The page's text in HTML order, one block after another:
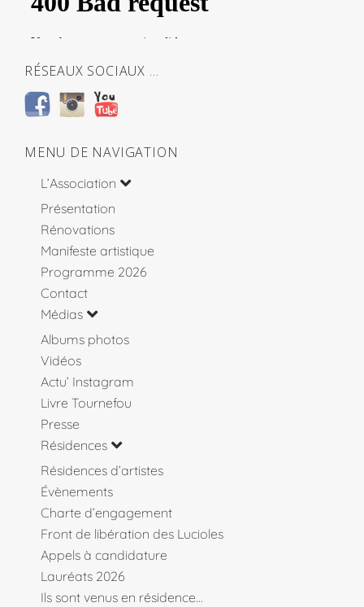
RÉSEAUX SOCIAUX …
MENU DE NAVIGATION
L’Association
Présentation
Rénovations
Manifeste artistique
Programme 2026
Contact
Médias
Albums photos
Vidéos
Actu’ Instagram
Livre Tournefou
Presse
Résidences
Résidences d’artistes
Évènements
Charte d’engagement
Front de libération des Lucioles
Appels à candidature
Lauréats 2026
Ils sont venus en résidence…